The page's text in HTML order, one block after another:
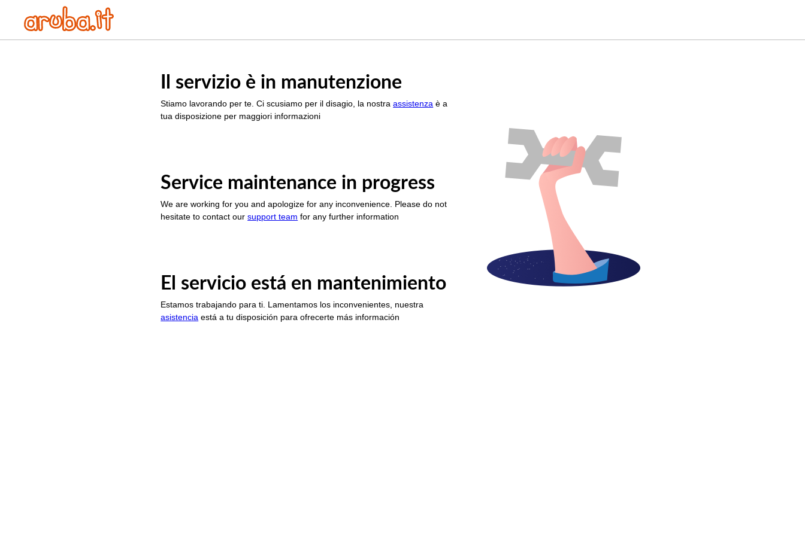
Il servizio è in manutenzione
Stiamo lavorando per te. Ci scusiamo per il disagio, la nostraassistenza è a
tua disposizione per maggiori informazioni
Service maintenance in progress
We are working for you and apologize for any inconvenience. Please do not
hesitate to contact oursupport team for any further information
El servicio está en mantenimiento
Estamos trabajando para ti. Lamentamos los inconvenientes, nuestra
asistencia está a tu disposición para ofrecerte más información